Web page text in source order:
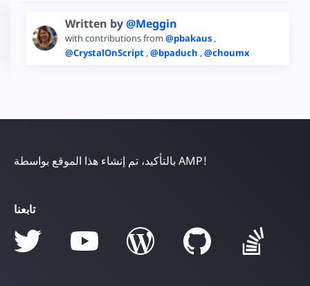
Written by@Meggin
with contributions from @pbakaus,
@CrystalOnScript,@bpaduch ,@choumx
بالتأكيد، تم إنشاء هذا الموقع بواسطة AMP!
تابعنا